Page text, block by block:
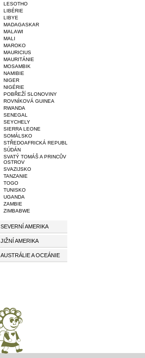
LESOTHO
LIBÉRIE
LIBYE
MADAGASKAR
MALAWI
MALI
MAROKO
MAURICIUS
MAURITÁNIE
MOSAMBIK
NAMIBIE
NIGER
NIGÉRIE
POBŘEŽÍ SLONOVINY
ROVNÍKOVÁ GUINEA
RWANDA
SENEGAL
SEYCHELY
SIERRA LEONE
SOMÁLSKO
STŘEDOAFRICKÁ REPUBLIKA
SÚDÁN
SVATÝ TOMÁŠ A PRINCŮV
OSTROV
SVAZIJSKO
TANZANIE
TOGO
TUNISKO
UGANDA
ZAMBIE
ZIMBABWE
SEVERNÍ AMERIKA
JIŽNÍ AMERIKA
AUSTRÁLIE A OCEÁNIE